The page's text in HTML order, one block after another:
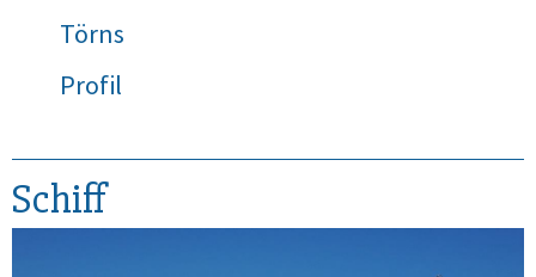
Törns
Profil
Schiff